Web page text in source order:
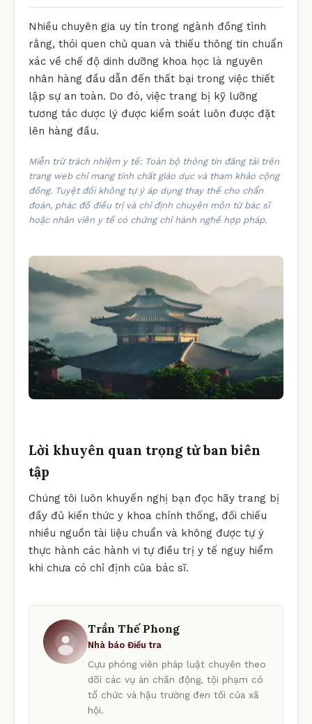
Nhiều chuyên gia uy tín trong ngành đồng tình
rằng, thói quen chủ quan và thiếu thông tin chuẩn
xác về chế độ dinh dưỡng khoa học là nguyên
nhân hàng đầu dẫn đến thất bại trong việc thiết
lập sự an toàn. Do đó, việc trang bị kỹ lưỡng
tương tác dược lý được kiểm soát luôn được đặt
lên hàng đầu.
Miễn trừ trách nhiệm y tế: Toàn bộ thông tin đăng tải trên
trang web chỉ mang tính chất giáo dục và tham khảo cộng
đồng. Tuyệt đối không tự ý áp dụng thay thế cho chẩn
đoán, phác đồ điều trị và chỉ định chuyên môn từ bác sĩ
hoặc nhân viên y tế có chứng chỉ hành nghề hợp pháp.
Lời khuyên quan trọng từ ban biên
tập
Chúng tôi luôn khuyến nghị bạn đọc hãy trang bị
đầy đủ kiến thức y khoa chính thống, đối chiếu
nhiều nguồn tài liệu chuẩn và không được tự ý
thực hành các hành vi tự điều trị y tế nguy hiểm
khi chưa có chỉ định của bác sĩ.
Trần Thế Phong
Nhà báo Điều tra
Cựu phóng viên pháp luật chuyên theo
dõi các vụ án chấn động, tội phạm có
tổ chức và hậu trường đen tối của xã
hội.